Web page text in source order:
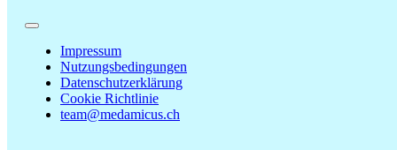
Impressum
Nutzungsbedingungen
Datenschutzerklärung
Cookie Richtlinie
team@medamicus.ch